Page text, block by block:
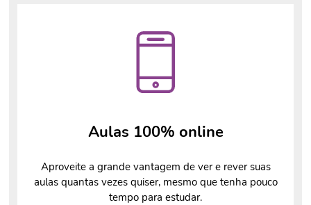
Aulas 100% online
Aproveite a grande vantagem de ver e rever suas
aulas quantas vezes quiser, mesmo que tenha pouco
tempo para estudar.